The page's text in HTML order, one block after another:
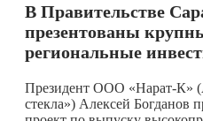
В Правительстве
презентованы
региональные
Президент ООО «Нарат-К»
стекла») Алексей Богданов